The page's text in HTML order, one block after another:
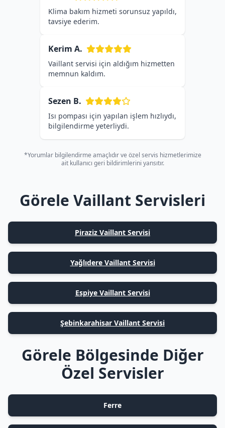
Klima bakım hizmeti sorunsuz yapıldı,
tavsiye ederim.
Kerim A.
Vaillant servisi için aldığım hizmetten
memnun kaldım.
Sezen B.
Isı pompası için yapılan işlem hızlıydı,
bilgilendirme yeterliydi.
*Yorumlar bilgilendirme amaçlıdır ve özel servis hizmetlerimize
ait kullanıcı geri bildirimlerini yansıtır.
Görele Vaillant Servisleri
Piraziz Vaillant Servisi
Yağlıdere Vaillant Servisi
Espiye Vaillant Servisi
Şebinkarahisar Vaillant Servisi
Görele Bölgesinde Diğer
Özel Servisler
Ferre